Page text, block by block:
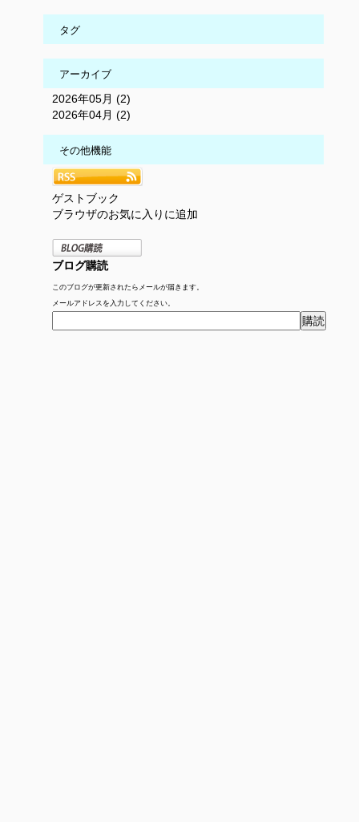
タグ
アーカイブ
2026年05月 (2)
2026年04月 (2)
その他機能
ゲストブック
ブラウザのお気に入りに追加
ブログ購読
このブログが更新されたらメールが届きます。
メールアドレスを入力してください。